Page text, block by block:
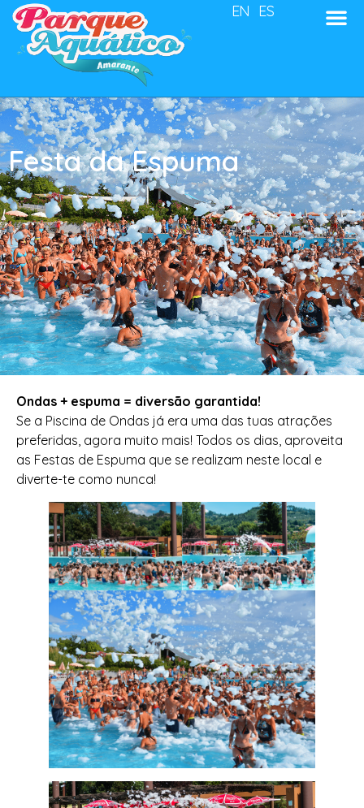
EN ES
Festa da Espuma
Ondas + espuma = diversão garantida!
Se a Piscina de Ondas já era uma das tuas atrações
preferidas, agora muito mais! Todos os dias, aproveita
as Festas de Espuma que se realizam neste local e
diverte-te como nunca!